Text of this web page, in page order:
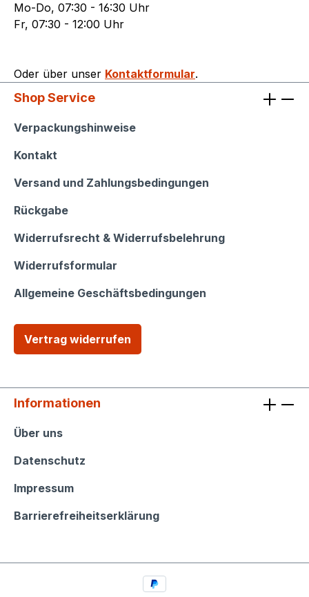
Mo-Do, 07:30 - 16:30 Uhr
Fr, 07:30 - 12:00 Uhr
Oder über unser Kontaktformular.
Shop Service
Shop Service
Verpackungshinweise
Kontakt
Versand und Zahlungsbedingungen
Rückgabe
Widerrufsrecht & Widerrufsbelehrung
Widerrufsformular
Allgemeine Geschäftsbedingungen
Vertrag widerrufen
Informationen
Informationen
Über uns
Datenschutz
Impressum
Barrierefreiheitserklärung